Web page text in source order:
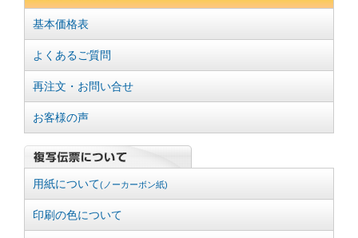
基本価格表
よくあるご質問
再注文・お問い合せ
お客様の声
用紙について(ノーカーボン紙)
印刷の色について